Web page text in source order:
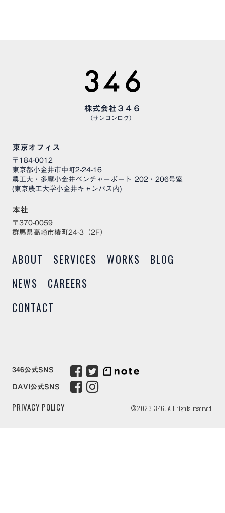
株式会社３４６
（サンヨンロク）
東京オフィス
〒184-0012
東京都小金井市中町2-24-16
農工大・多摩小金井ベンチャーポート 202・206号室
(東京農工大学小金井キャンパス内)
本社
〒370-0059
群馬県高崎市椿町24-3（2F）
ABOUT SERVICES WORKS
BLOG
NEWS
CAREERS
CONTACT
346公式SNS
DAVI公式SNS
PRIVACY POLICY ©2023 346. All rights reserved.